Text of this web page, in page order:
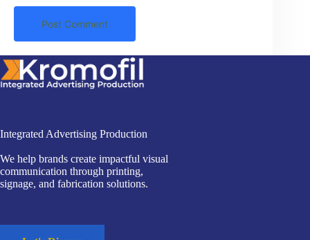
Post Comment
Integrated Advertising Production
We help brands create impactful visual
communication through printing,
signage, and fabrication solutions.